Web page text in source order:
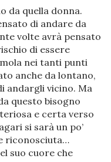
da quella donna.
di andare da
volte avrà pensato
di essere
nei tanti punti
anche da lontano,
andargli vicino. Ma
questo bisogno
e certa verso
si sarà un po’
riconosciuta…
suo cuore che